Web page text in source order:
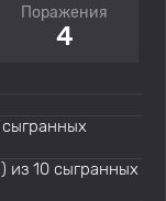
Поражения
4
из 10 сыгранных